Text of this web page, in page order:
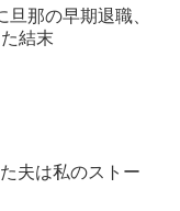
旦那の早期退職、
結末
夫は私のストー